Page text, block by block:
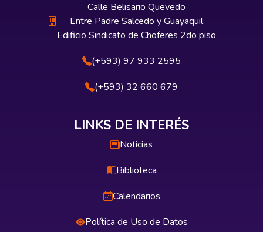
Calle Belisario Quevedo
Entre Padre Salcedo y Guayaquil
Edificio Sindicato de Choferes 2do piso
(+593) 97 933 2595
(+593) 32 660 679
LINKS DE INTERÉS
Noticias
Biblioteca
Calendarios
Política de Uso de Datos